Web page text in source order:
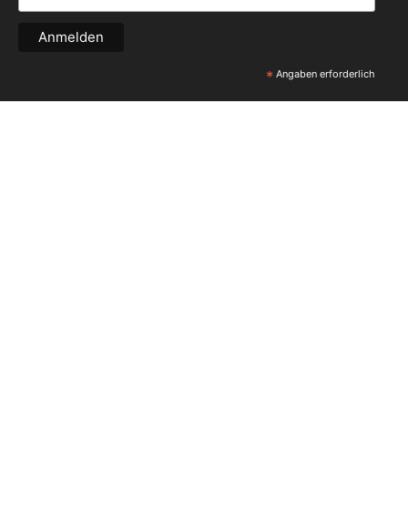
* Angaben erforderlich